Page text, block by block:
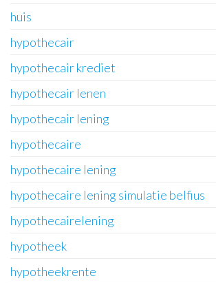
huis
hypothecair
hypothecair krediet
hypothecair lenen
hypothecair lening
hypothecaire
hypothecaire lening
hypothecaire lening simulatie belfius
hypothecairelening
hypotheek
hypotheekrente